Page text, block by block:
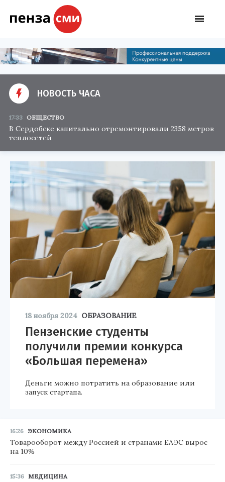
НОВОСТЬ ЧАСА
17:33 ОБЩЕСТВО
В Сердобске капитально отремонтировали 2358 метров
теплосетей
18 ноября 2024 ОБРАЗОВАНИЕ
Пензенские студенты
получили премии конкурса
«Большая перемена»
Деньги можно потратить на образование или
запуск стартапа.
16:26 ЭКОНОМИКА
Товарооборот между Россией и странами ЕАЭС вырос
на 10%
15:36 МЕДИЦИНА